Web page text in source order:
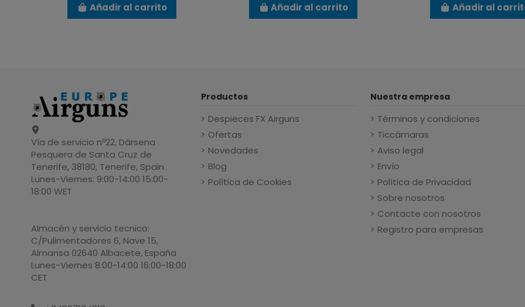
Añadir al carrito Añadir al carrito Añadir al
Vía de servicio nº22, Dársena
Pesquera de Santa Cruz de
Tenerife, 38180, Tenerife, Spain
Lunes-Viernes: 9:00-14:00 15:00-
18:00 WET
Almacén y servicio tecnico:
C/Pulimentadores 6, Nave 15,
Almansa 02640 Albacete, España
Lunes-Viernes 8:00-14:00 16:00-18:00
CET
Productos
Despieces FX Airguns
Ofertas
Novedades
Blog
Política de Cookies
Nuestra empresa
Términos y condiciones
Ticcámaras
Aviso legal
Envío
Política de Privacidad
Sobre nosotros
Contacte con nosotros
Registro para empresas